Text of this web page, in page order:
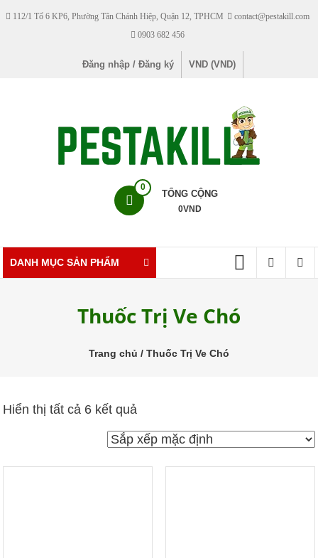
Skip112/1 Tổ 6 KP6, Phường Tân Chánh Hiệp, Quận 12, TPHCM
contact@pestakill.com
0903 682 456
Đăng nhập / Đăng ký VND (VND)
0
TỔNG CỘNG
0VND
DANH MỤC SẢN PHẨM
Thuốc Trị Ve Chó
Trang chủ / Thuốc Trị Ve Chó
Hiển thị tất cả 6 kết quả